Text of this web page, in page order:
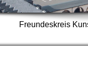
Freundeskreis